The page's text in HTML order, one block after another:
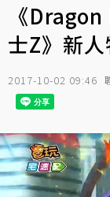
《
士Z》新
2017-10-02 09:46